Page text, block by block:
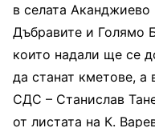
в селата
Дъбравите и Голямо
които надали ще се
да станат кметове, а
СДС – Станислав
от листата на К.